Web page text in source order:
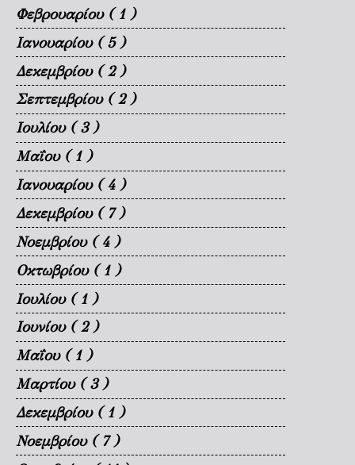
Φεβρουαρίου ( 1 )
Ιανουαρίου ( 5 )
Δεκεμβρίου ( 2 )
Σεπτεμβρίου ( 2 )
Ιουλίου ( 3 )
Μαΐου ( 1 )
Ιανουαρίου ( 4 )
Δεκεμβρίου ( 7 )
Νοεμβρίου ( 4 )
Οκτωβρίου ( 1 )
Ιουλίου ( 1 )
Ιουνίου ( 2 )
Μαΐου ( 1 )
Μαρτίου ( 3 )
Δεκεμβρίου ( 1 )
Νοεμβρίου ( 7 )